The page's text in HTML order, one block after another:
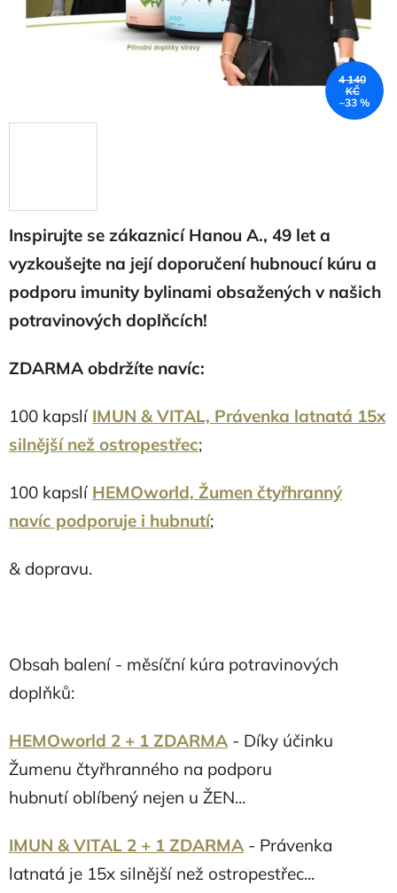
Inspirujte se zákaznicí Hanou A., 49 let a
vyzkoušejte na její doporučení hubnoucí kúru a
podporu imunity bylinami obsažených v našich
potravinových doplňcích!
ZDARMA obdržíte navíc:
100 kapslí IMUN & VITAL, Právenka latnatá 15x
silnější než ostropestřec;
100 kapslí HEMOworld, Žumen čtyřhranný
navíc podporuje i hubnutí;
& dopravu.
Obsah balení - měsíční kúra potravinových
doplňků:
HEMOworld 2 + 1 ZDARMA - Díky účinku
Žumenu čtyřhranného na podporu
hubnutí oblíbený nejen u ŽEN...
IMUN & VITAL 2 + 1 ZDARMA - Právenka
latnatá je 15x silnější než ostropestřec...
4 140
KČ
–33 %